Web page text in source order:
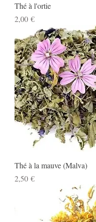
Thé à l'ortie
Prix
2,00 €
Thé à la mauve (Malva)
Prix
2,50 €